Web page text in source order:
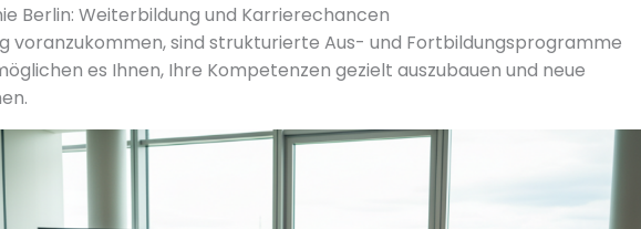
Berlin: Weiterbildung und Karrierechancen
voranzukommen, sind strukturierte Aus- und Fortbildungsprogramme
es Ihnen, Ihre Kompetenzen gezielt auszubauen und neue